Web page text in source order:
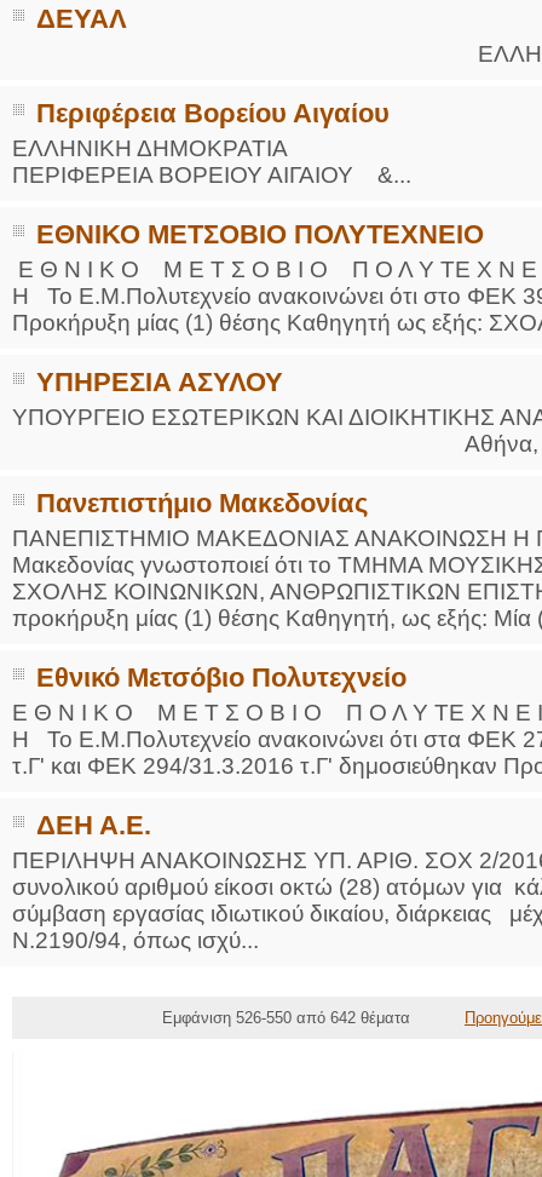
ΔΕΥΑΛ
ΕΛΛΗΝΙΚΗ
Περιφέρεια Βορείου Αιγαίου
ΕΛΛΗΝΙΚΗ ΔΗΜΟΚΡΑΤΙΑ
ΠΕΡΙΦΕΡΕΙΑ ΒΟΡΕΙΟΥ ΑΙΓΑΙΟΥ &...
ΕΘΝΙΚΟ ΜΕΤΣΟΒΙΟ ΠΟΛΥΤΕΧΝΕΙΟ
Ε Θ Ν Ι Κ Ο Μ Ε Τ Σ Ο Β Ι Ο Π Ο Λ Υ ΤΕ Χ Ν Ε
Η Το Ε.Μ.Πολυτεχνείο ανακοινώνει ότι στο ΦΕΚ
Προκήρυξη μίας (1) θέσης Καθηγητή ως εξής:
ΥΠΗΡΕΣΙΑ ΑΣΥΛΟΥ
ΥΠΟΥΡΓΕΙΟ ΕΣΩΤΕΡΙΚΩΝ ΚΑΙ ΔΙΟΙΚΗΤΙΚΗΣ
Αθήνα, 5-5-
Πανεπιστήμιο Μακεδονίας
ΠΑΝΕΠΙΣΤΗΜΙΟ ΜΑΚΕΔΟΝΙΑΣ ΑΝΑΚΟΙΝΩΣΗ Η
Μακεδονίας γνωστοποιεί ότι το ΤΜΗΜΑ
ΣΧΟΛΗΣ ΚΟΙΝΩΝΙΚΩΝ, ΑΝΘΡΩΠΙΣΤΙΚΩΝ
προκήρυξη μίας (1) θέσης Καθηγητή, ως εξής:
Εθνικό Μετσόβιο Πολυτεχνείο
Ε Θ Ν Ι Κ Ο Μ Ε Τ Σ Ο Β Ι Ο Π Ο Λ Υ ΤΕ Χ Ν Ε
Η Το Ε.Μ.Πολυτεχνείο ανακοινώνει ότι στα
τ.Γ' και ΦΕΚ 294/31.3.2016 τ.Γ' δημοσιεύθηκαν
ΔΕΗ Α.Ε.
ΠΕΡΙΛΗΨΗ ΑΝΑΚΟΙΝΩΣΗΣ ΥΠ. ΑΡΙΘ. ΣΟΧ 2/2016
συνολικού αριθμού είκοσι οκτώ (28) ατόμων για
σύμβαση εργασίας ιδιωτικού δικαίου, διάρκειας
Ν.2190/94, όπως ισχύ...
Εμφάνιση 526-550 από 642 θέματα